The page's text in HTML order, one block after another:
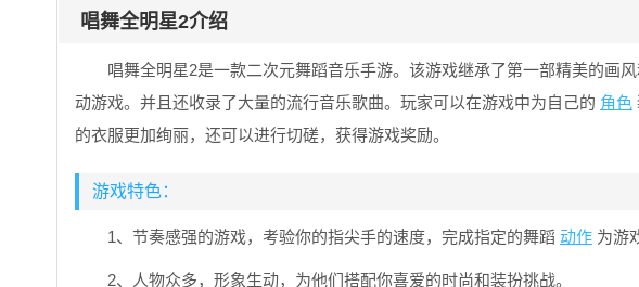
唱舞全明星2介绍
唱舞全明星2是一款二次元舞蹈音乐手游。该游戏继承了第一部精美的画
动游戏。并且还收录了大量的流行音乐歌曲。玩家可以在游戏中为自己的 角色
的衣服更加绚丽，还可以进行切磋，获得游戏奖励。
游戏特色：
1、节奏感强的游戏，考验你的指尖手的速度，完成指定的舞蹈 动作 为游
2、人物众多，形象生动，为他们搭配你喜爱的时尚和装扮挑战。